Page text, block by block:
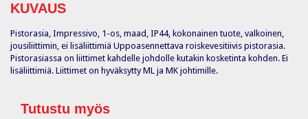
KUVAUS
Pistorasia, Impressivo, 1-os, maad, IP44, kokonainen tuote, valkoinen,
jousiliittimin, ei lisäliittimiä Uppoasennettava roiskevesitiivis pistorasia.
Pistorasiassa on liittimet kahdelle johdolle kutakin kosketinta kohden. Ei
lisäliittimiä. Liittimet on hyväksytty ML ja MK johtimille.
Tutustu myös